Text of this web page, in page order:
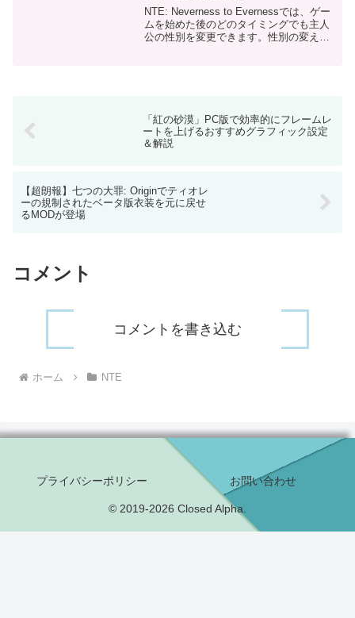
NTE: Neverness to Evernessでは、ゲー
ムを始めた後のどのタイミングでも主人
公の性別を変更できます。性別の変え方
「紅の砂漠」PC版で効率的にフレームレ
ートを上げるおすすめグラフィック設定
＆解説
【超朗報】七つの大罪: Originでティオレ
ーの規制されたベータ版衣装を元に戻せ
るMODが登場
コメント
コメントを書き込む
ホーム NTE
プライバシーポリシー お問い合わせ
© 2019-2026 Closed Alpha.